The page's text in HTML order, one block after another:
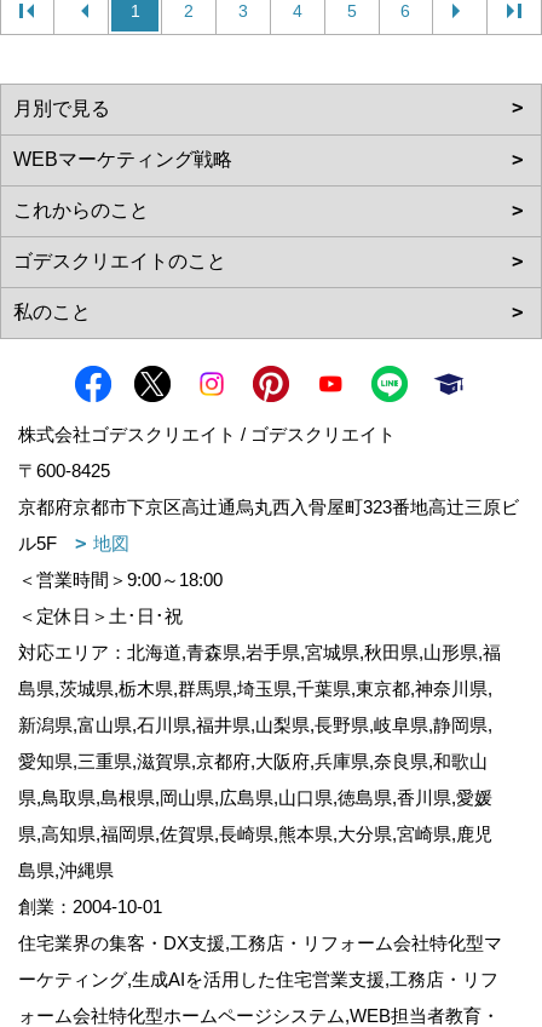
1 2 3 4 5 6
株式会社ゴデスクリエイト / ゴデスクリエイト
〒600-8425
京都府京都市下京区高辻通烏丸西入骨屋町323番地高辻三原ビ
ル5F
地図
＜営業時間＞9:00～18:00
＜定休日＞土･日･祝
対応エリア：北海道,青森県,岩手県,宮城県,秋田県,山形県,福
島県,茨城県,栃木県,群馬県,埼玉県,千葉県,東京都,神奈川県,
新潟県,富山県,石川県,福井県,山梨県,長野県,岐阜県,静岡県,
愛知県,三重県,滋賀県,京都府,大阪府,兵庫県,奈良県,和歌山
県,鳥取県,島根県,岡山県,広島県,山口県,徳島県,香川県,愛媛
県,高知県,福岡県,佐賀県,長崎県,熊本県,大分県,宮崎県,鹿児
島県,沖縄県
創業：2004-10-01
住宅業界の集客・DX支援,工務店・リフォーム会社特化型マ
ーケティング,生成AIを活用した住宅営業支援,工務店・リフ
ォーム会社特化型ホームページシステム,WEB担当者教育・